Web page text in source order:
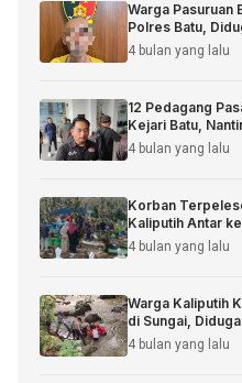
Warga Pasuruan
Polres Batu,
4 bulan yang lalu
12 Pedagang
Kejari Batu,
4 bulan yang lalu
Korban
Kaliputih Antar
4 bulan yang lalu
Warga Kaliputih
di Sungai,
4 bulan yang lalu